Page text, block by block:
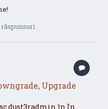
răspunsuri
Upgrade
dust3radmin în In